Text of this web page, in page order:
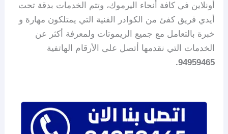
أونلاين في كافة أنحاء اليرموك، وتتم الخدمات بدقة تحت
أيدي فريق كفئ من الكوادر الفنية التي يمتلكون مهارة و
خبرة بالتعامل مع جميع الريموتات ولمعرفة أكثر عن
الخدمات التي نقدمها أتصل على الأرقام الهاتفية
94959465.